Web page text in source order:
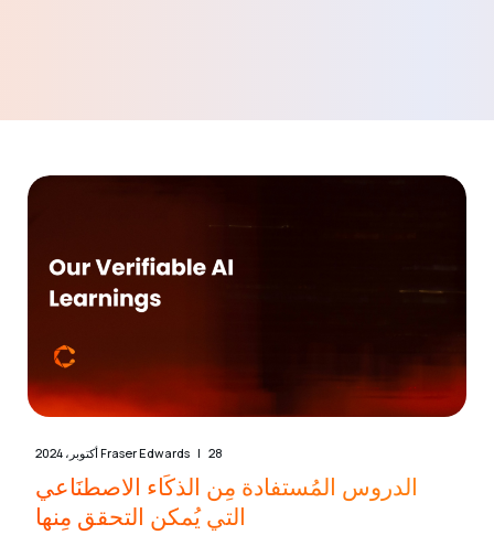
الدروس المُستفادة مِن الذكَاء الاصطنَاعي
التي يُمكن التحقق مِنها
Fraser Edwards 28 أكتوبر، 2024